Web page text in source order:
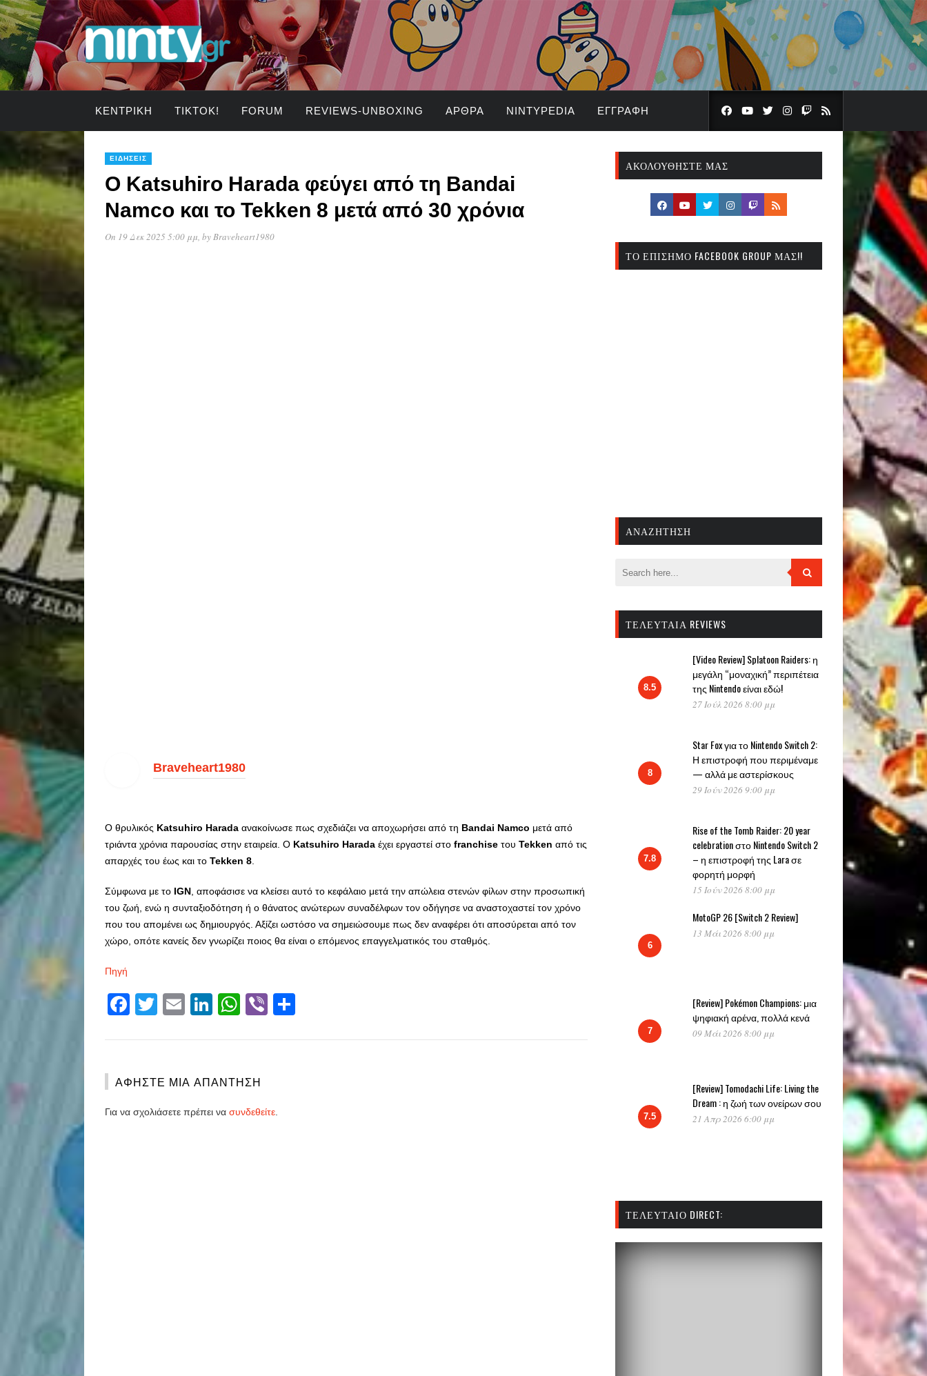
ΚΕΝΤΡΙΚΉ TIKTOK! FORUM REVIEWS-UNBOXING ΆΡΘΡΑ NINTYPEDIA ΕΓΓΡΑΦΉ
ΕΙΔΉΣΕΙΣ
Ο Katsuhiro Harada φεύγει από τη Bandai
Namco και το Tekken 8 μετά από 30 χρόνια
On 19 Δεκ 2025 5:00 μμ, byBraveheart1980
Braveheart1980
Ο θρυλικός Katsuhiro Harada ανακοίνωσε πως σχεδιάζει να αποχωρήσει από τη Bandai Namco μετά από
τριάντα χρόνια παρουσίας στην εταιρεία. Ο Katsuhiro Harada έχει εργαστεί στο franchise του Tekken από τις
απαρχές του έως και το Tekken 8
Σύμφωνα με το IGN , αποφάσισε να κλείσει αυτό το κεφάλαιο μετά την απώλεια στενών φίλων στην προσωπική
του ζωή, ενώ η συνταξιοδότηση ή ο θάνατος ανώτερων συναδέλφων τον οδήγησε να αναστοχαστεί τον χρόνο
που του απομένει ως δημιουργός. Αξίζει ωστόσο να σημειώσουμε πως δεν αναφέρει ότι αποσύρεται από τον
χώρο, οπότε κανείς δεν γνωρίζει ποιος θα είναι ο επόμενος επαγγελματικός του σταθμός.
Πηγή
Facebook
Twitter
EmailLinkedIn
WhatsApp
Viber
ΑΦΉΣΤΕ ΜΙΑ ΑΠΆΝΤΗΣΗ
Για να σχολιάσετε πρέπει να συνδεθείτε
ΑΚΟΛΟΥΘΉΣΤΕ ΜΑΣ
ΤΟ ΕΠΊΣΗΜΟ FACEBOOK GROUP ΜΑΣ!!
ΑΝΑΖΉΤΗΣΗ
ΤΕΛΕΥΤΑΊΑ REVIEWS
8.5
[Video Review] Splatoon Raiders: η
μεγάλη “μοναχική” περιπέτεια
της Nintendo είναι εδώ!
27 Ιούλ 2026 8:00 μμ
8
Star Fox για το Nintendo Switch 2:
Η επιστροφή που περιμέναμε
— αλλά με αστερίσκους
29 Ιούν 2026 9:00 μμ
7.8
Rise of the Tomb Raider: 20 year
celebration στο Nintendo Switch 2
– η επιστροφή της Lara σε
φορητή μορφή
15 Ιούν 2026 8:00 μμ
6
MotoGP 26 [Switch 2 Review]
13 Μάι 2026 8:00 μμ
7
[Review] Pokémon Champions: μια
ψηφιακή αρένα, πολλά κενά
09 Μάι 2026 8:00 μμ
7.5
[Review] Tomodachi Life: Living the
Dream : η ζωή των ονείρων σου
21 Απρ 2026 6:00 μμ
ΤΕΛΕΥΤΑΊΟ DIRECT: